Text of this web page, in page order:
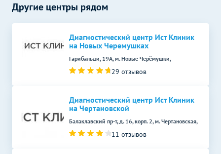
Другие центры рядом
Диагностический центр Ист Клиник
на Новых Черемушках
Гарибальди, 19А, м. Новые Черёмушки,
29 отзывов
Диагностический центр Ист Клиник
на Чертановской
Балаклавский пр-т, д. 16, корп. 2, м. Чертановская,
11 отзывов